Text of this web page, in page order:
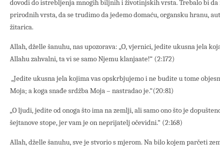
dovodi do istrebljenja mnogih biljnih i životinjskih vrsta. Trebalo bi
prirodnih vrsta, da se trudimo da jedemo domaću, organsku hranu,
žitarica.
Allah, dželle šanuhu, nas upozorava: „O, vjernici, jedite ukusna jela
Allahu zahvalni, ta vi se samo Njemu klanjaate!“ (2:172)
„Jedite ukusna jela kojima vas opskrbjujemo i ne budite u tome
Moja; a koga snađe srdžba Moja – nastradao je.“(20:81)
„O ljudi, jedite od onoga što ima na zemlji, ali samo ono što je
šejtanove stope, jer vam je on neprijatelj očevidni.“ (2:168)
Allah, dželle šanuhu, sve je stvorio s mjerom. Na bilo kojem parčeti